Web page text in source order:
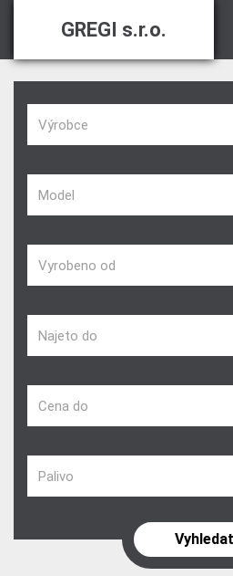
GREGI s.r.o.
Výrobce
Model
Vyrobeno od
Najeto do
Cena do
Palivo